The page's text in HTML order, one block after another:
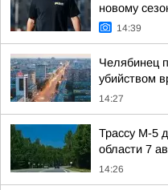
новому
14:39
Челябинец
убийством
14:27
Трассу М-5
области 7
14:26